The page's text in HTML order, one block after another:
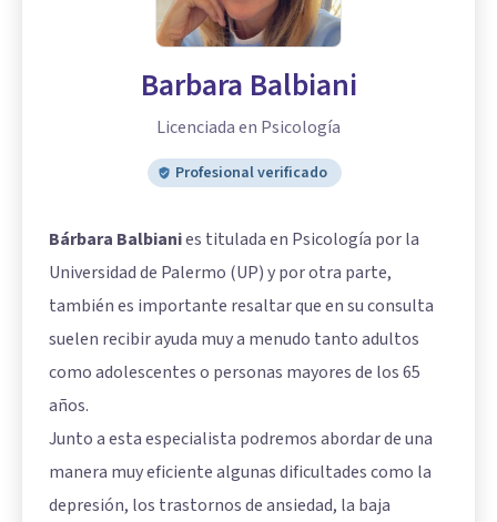
Barbara Balbiani
Licenciada en Psicología
Profesional verificado
Bárbara Balbianies titulada en Psicología por la
Universidad de Palermo (UP) y por otra parte,
también es importante resaltar que en su consulta
suelen recibir ayuda muy a menudo tanto adultos
como adolescentes o personas mayores de los 65
años.
Junto a esta especialista podremos abordar de una
manera muy eficiente algunas dificultades como la
depresión, los trastornos de ansiedad, la baja